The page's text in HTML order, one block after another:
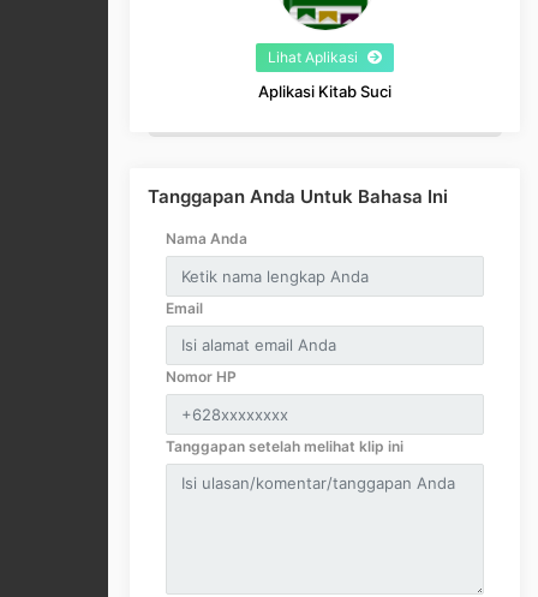
Lihat Aplikasi
Aplikasi Kitab Suci
Tanggapan Anda Untuk Bahasa Ini
Nama Anda
Email
Nomor HP
Tanggapan setelah melihat klip ini